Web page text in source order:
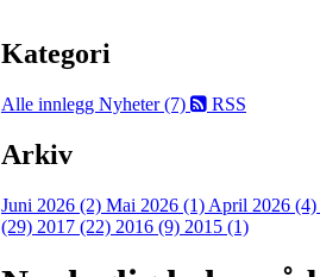
Kategori
Alle innlegg Nyheter (7) RSS
Arkiv
Juni 2026 (2) Mai 2026 (1) April 2026 (4)
(29) 2017 (22) 2016 (9) 2015 (1)